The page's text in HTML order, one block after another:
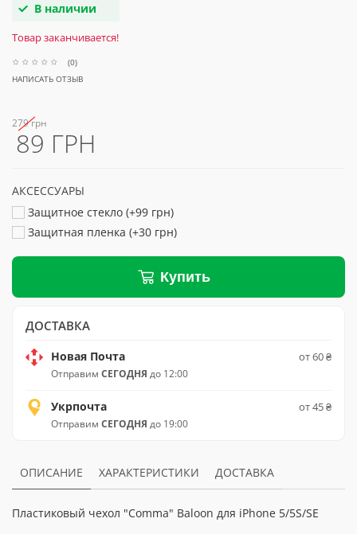
В наличии
Товар заканчивается!
(0)
НАПИСАТЬ ОТЗЫВ
279 грн
89 ГРН
АКСЕССУАРЫ
Защитное стекло (+99 грн)
Защитная пленка (+30 грн)
Купить
ДОСТАВКА
Новая Почта
Отправим СЕГОДНЯ до 12:00
от 60 ₴
Укрпочта
Отправим СЕГОДНЯ до 19:00
от 45 ₴
ОПИСАНИЕ ХАРАКТЕРИСТИКИ ДОСТАВКА
Пластиковый чехол "Comma" Baloon для iPhone 5/5S/SE